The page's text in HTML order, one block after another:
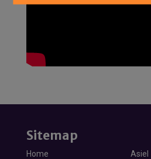
Sitemap
Home
Asiel